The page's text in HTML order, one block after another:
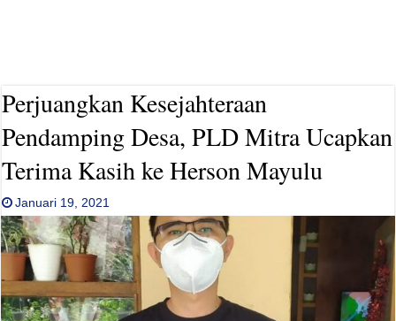
Perjuangkan Kesejahteraan
Pendamping Desa, PLD Mitra Ucapkan
Terima Kasih ke Herson Mayulu
Januari 19, 2021